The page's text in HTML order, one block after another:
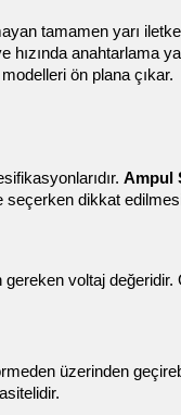
tamamen yarı
anahtarlama
ön plana çıkar.
Ampul
dikkat
gereken voltaj
üzerinden